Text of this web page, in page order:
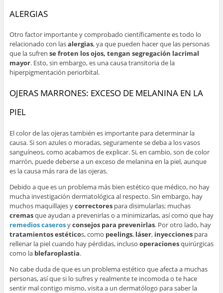
ALERGIAS
Otro factor importante y comprobado científicamente es todo lo
relacionado con lasalergias, ya que pueden hacer que las personas
que la sufren se froten los ojos, tengan segregación lacrimal
mayor. Esto, sin embargo, es una causa transitoria de la
hiperpigmentación periorbital.
OJERAS MARRONES: EXCESO DE MELANINA EN LA
PIEL
El color de las ojeras también es importante para determinar la
causa. Si son azules o moradas, seguramente se deba a los vasos
sanguíneos, como acabamos de explicar. Si, en cambio, son de color
marrón, puede deberse a un exceso de melanina en la piel, aunque
es la causa más rara de las ojeras.
Debido a que es un problema más bien estético que médico, no hay
mucha investigación dermatológica al respecto. Sin embargo, hay
muchos maquillajes ycorrectorespara disimularlas; muchas
cremasque ayudan a prevenirlas o a minimizarlas, así como que hay
remedios caserosyconsejos para prevenirlas. Por otro lado, hay
tratamientos estéticos, como peelings, láser, inyecciones para
rellenar la piel cuando hay pérdidas, incluso operacionesquirúrgicas
como la blefaroplastia.
No cabe duda de que es un problema estético que afecta a muchas
personas, así que si lo sufres y realmente te incomoda o te hace
sentir mal contigo mismo, visita a un dermatólogo para saber la